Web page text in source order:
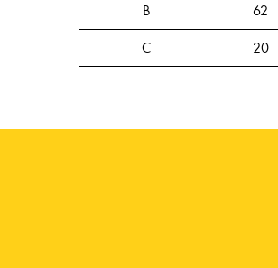
B
62
C
20